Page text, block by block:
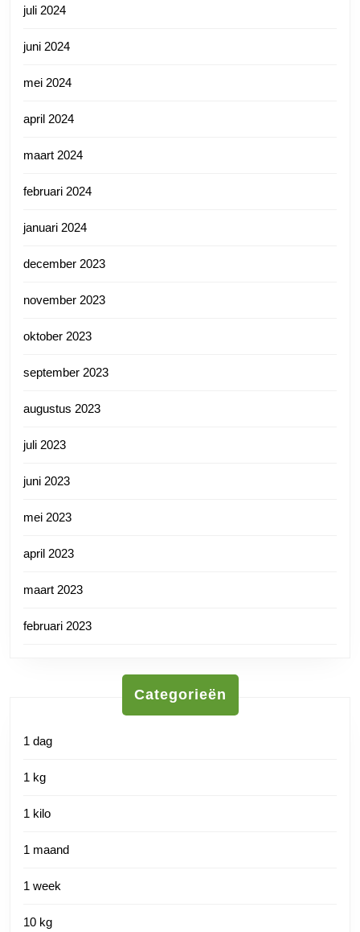
juli 2024
juni 2024
mei 2024
april 2024
maart 2024
februari 2024
januari 2024
december 2023
november 2023
oktober 2023
september 2023
augustus 2023
juli 2023
juni 2023
mei 2023
april 2023
maart 2023
februari 2023
Categorieën
1 dag
1 kg
1 kilo
1 maand
1 week
10 kg